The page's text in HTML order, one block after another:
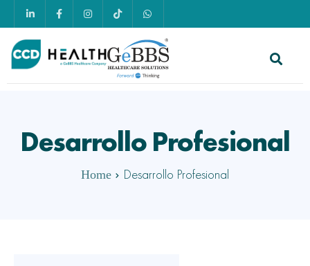
Desarrollo Profesional
Home Desarrollo Profesional